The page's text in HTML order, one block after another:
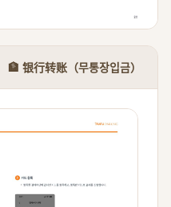
🏦 银行转账（무통장입금）